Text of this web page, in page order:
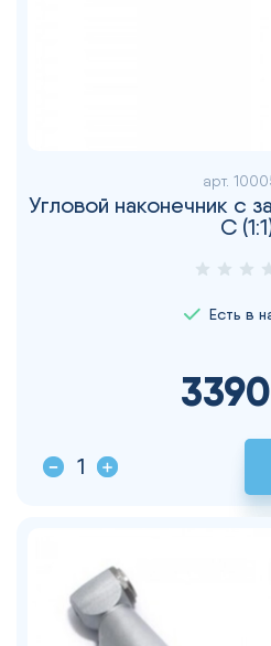
арт.
Угловой наконечник с
C
Есть в
3390